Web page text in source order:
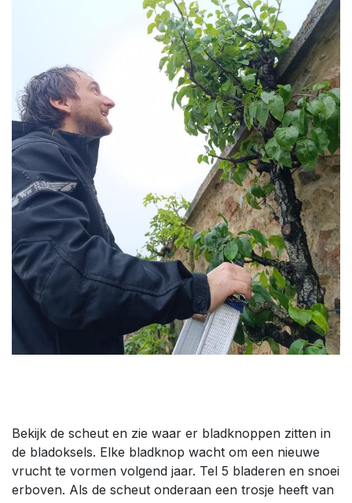
Bekijk de scheut en zie waar er bladknoppen zitten in
de bladoksels. Elke bladknop wacht om een nieuwe
vrucht te vormen volgend jaar. Tel 5 bladeren en snoei
erboven. Als de scheut onderaan een trosje heeft van